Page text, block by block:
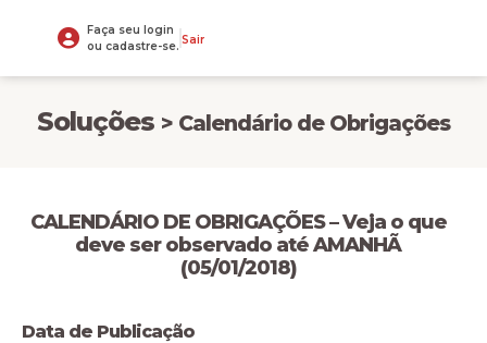
Faça seu login
ou cadastre-se. Sair
Soluções > Calendário de Obrigações
CALENDÁRIO DE OBRIGAÇÕES – Veja o que
deve ser observado até AMANHÃ
(05/01/2018)
Data de Publicação